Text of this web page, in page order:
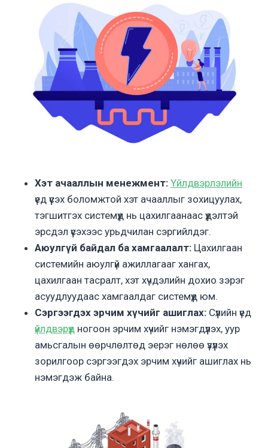
Хэт ачааллын менежмент: Үйлдвэрлэлийн
үед үүсэх боломжтой хэт ачааллыг зохицуулах,
тэгшитгэх системүүд нь цахилгаанаас үүдэлтэй
эрсдэл үүсэхээс урьдчилан сэргийлдэг.
Аюулгүй байдал ба хамгаалалт: Цахилгаан
системийн аюулгүй ажиллагааг хангах,
цахилгаан тасралт, хэт хүчдэлийн дохио зэрэг
асуудлуудаас хамгаалдаг системүүд юм.
Сэргээгдэх эрчим хүчийг ашиглах: Сүүлийн үед
үйлдвэрүүд ногоон эрчим хүчийг нэмэгдүүлэх, уур
амьсгалын өөрчлөлтөд эерэг нөлөө үзүүлэх
зорилгоор сэргээгдэх эрчим хүчийг ашиглах нь
нэмэгдэж байна.